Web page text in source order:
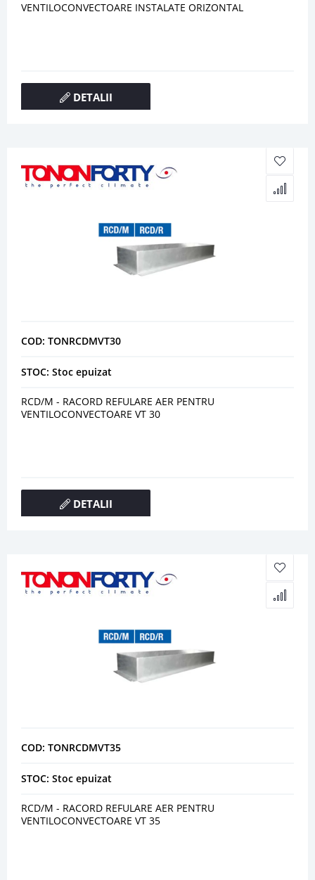
VENTILOCONVECTOARE INSTALATE ORIZONTAL
DETALII
COD: TONRCDMVT30
STOC: Stoc epuizat
RCD/M - RACORD REFULARE AER PENTRU
VENTILOCONVECTOARE VT 30
DETALII
COD: TONRCDMVT35
STOC: Stoc epuizat
RCD/M - RACORD REFULARE AER PENTRU
VENTILOCONVECTOARE VT 35